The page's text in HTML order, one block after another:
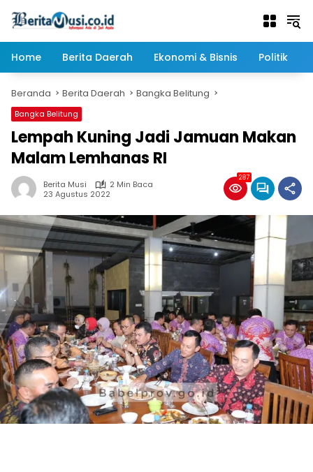
Home
Berita Daerah Ekonomi & Bisnis Politik
Beranda Berita Daerah Bangka Belitung
Bangka Belitung
Lempah Kuning Jadi Jamuan Makan
Malam Lemhanas RI
Berita Musi
2 Min Baca
23 Agustus 2022
287